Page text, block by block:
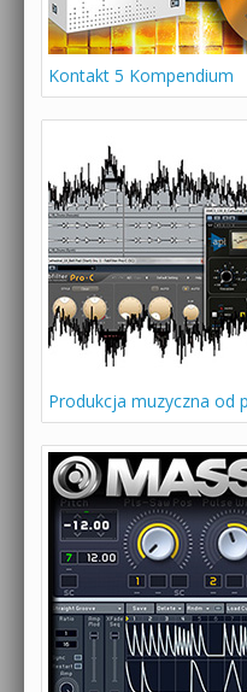
Kontakt 5 Kompendium
Produkcja muzyczna od